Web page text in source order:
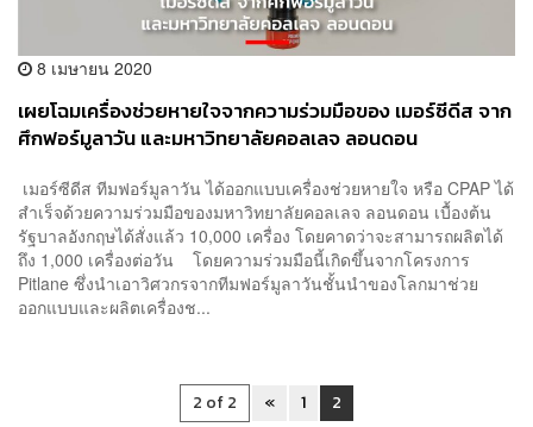
8 เมษายน 2020
เผยโฉมเครื่องช่วยหายใจจากความร่วมมือของ เมอร์ซีดีส จาก
ศึกฟอร์มูลาวัน และมหาวิทยาลัยคอลเลจ ลอนดอน
เมอร์ซีดีส ทีมฟอร์มูลาวัน ได้ออกแบบเครื่องช่วยหายใจ หรือ CPAP ได้
สำเร็จด้วยความร่วมมือของมหาวิทยาลัยคอลเลจ ลอนดอน เบื้องต้น
รัฐบาลอังกฤษได้สั่งแล้ว 10,000 เครื่อง โดยคาดว่าจะสามารถผลิตได้
ถึง 1,000 เครื่องต่อวัน โดยความร่วมมือนี้เกิดขึ้นจากโครงการ
Pitlane ซึ่งนำเอาวิศวกรจากทีมฟอร์มูลาวันชั้นนำของโลกมาช่วย
ออกแบบและผลิตเครื่องช...
2 of 2 « 1 2